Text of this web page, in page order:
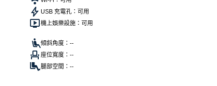
USB 充電孔：可用
機上娛樂設施：可用
傾斜角度：--
座位寬度：--
腿部空間：--